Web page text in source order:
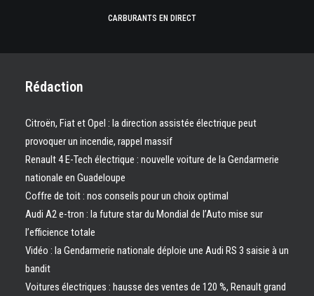
CARBURANTS EN DIRECT
Rédaction
Citroën, Fiat et Opel : la direction assistée électrique peut
provoquer un incendie, rappel massif
Renault 4 E-Tech électrique : nouvelle voiture de la Gendarmerie
nationale en Guadeloupe
Coffre de toit : nos conseils pour un choix optimal
Audi A2 e-tron : la future star du Mondial de l’Auto mise sur
l’efficience totale
Vidéo : la Gendarmerie nationale déploie une Audi RS 3 saisie à un
bandit
Voitures électriques : hausse des ventes de 120 %, Renault grand